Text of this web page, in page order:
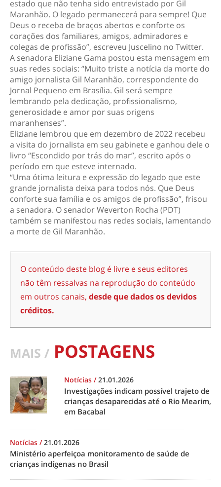
estado que não tenha sido entrevistado por Gil
Maranhão. O legado permanecerá para sempre! Que
Deus o receba de braços abertos e conforte os
corações dos familiares, amigos, admiradores e
colegas de profissão”, escreveu Juscelino no Twitter.
A senadora Eliziane Gama postou esta mensagem em
suas redes sociais: “Muito triste a notícia da morte do
amigo jornalista Gil Maranhão, correspondente do
Jornal Pequeno em Brasília. Gil será sempre
lembrando pela dedicação, profissionalismo,
generosidade e amor por suas origens
maranhenses”.
Eliziane lembrou que em dezembro de 2022 recebeu
a visita do jornalista em seu gabinete e ganhou dele o
livro “Escondido por trás do mar”, escrito após o
período em que esteve internado.
“Uma ótima leitura e expressão do legado que este
grande jornalista deixa para todos nós. Que Deus
conforte sua família e os amigos de profissão”, frisou
a senadora. O senador Weverton Rocha (PDT)
também se manifestou nas redes sociais, lamentando
a morte de Gil Maranhão.
O conteúdo deste blog é livre e seus editores
não têm ressalvas na reprodução do conteúdo
em outros canais, desde que dados os devidos
créditos.
MAIS / POSTAGENS
Notícias /21.01.2026
Investigações indicam possível trajeto de
crianças desaparecidas até o Rio Mearim,
em Bacabal
Notícias /21.01.2026
Ministério aperfeiçoa monitoramento de saúde de
crianças indígenas no Brasil